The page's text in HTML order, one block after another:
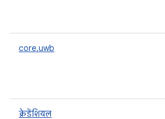
core.uwb
क्रेडेंशियल